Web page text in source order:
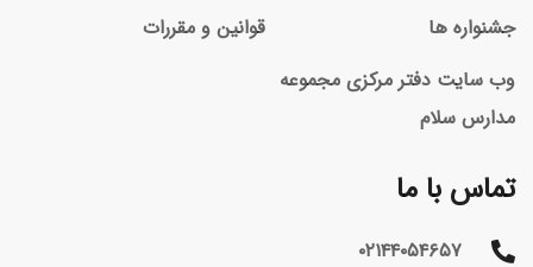
جشنواره ها
قوانین و مقررات
وب سایت دفتر مرکزی مجموعه
مدارس سلام
تماس با ما
۰۲۱۴۴۰۵۴۶۵۷